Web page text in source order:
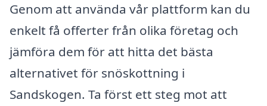
Genom att använda vår plattform kan du
enkelt få offerter från olika företag och
jämföra dem för att hitta det bästa
alternativet för snöskottning i
Sandskogen. Ta först ett steg mot att